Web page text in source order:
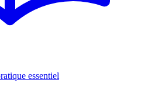
essentiel